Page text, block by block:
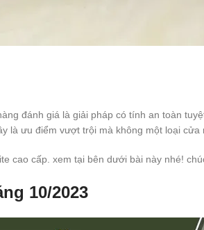
đánh giá là giải pháp có tính an toàn
ưu điểm vượt trội mà không một loại
cao cấp. xem tại bên dưới bài này nhé!
10/2023